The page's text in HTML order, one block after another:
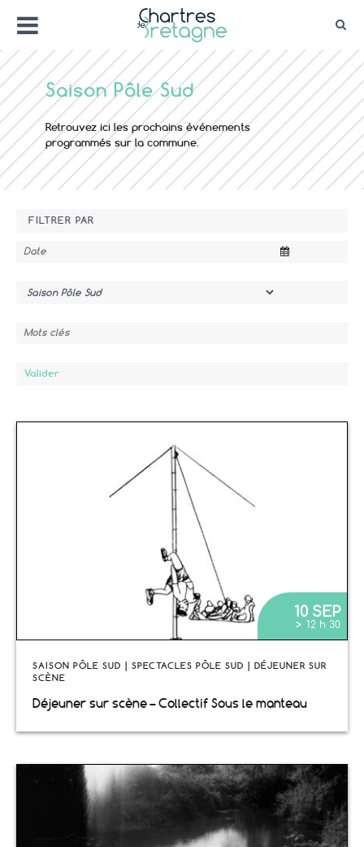
contenu
Menu
Bienvenue sur le site de la ville de
Ville Zéro phyto / 4 fleurs
Saison Pôle Sud
Retrouvez ici les prochains événements
programmés sur la commune.
FILTRER PAR
Date
Thème
Mots clés
Valider
10 SEP
> 12 h 30
SAISON PÔLE SUD | SPECTACLES PÔLE SUD | DÉJEUNER SUR
SCÈNE
Déjeuner sur scène – Collectif Sous le manteau